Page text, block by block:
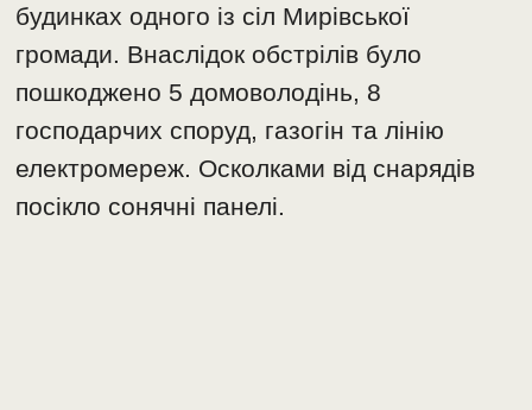
будинках одного із сіл Мирівської
громади. Внаслідок обстрілів було
пошкоджено 5 домоволодінь, 8
господарчих споруд, газогін та лінію
електромереж. Осколками від снарядів
посікло сонячні панелі.